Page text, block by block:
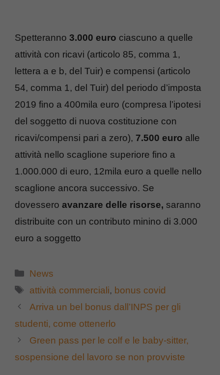
Spetteranno 3.000 euro ciascuno a quelle
attività con ricavi (articolo 85, comma 1,
lettera a e b, del Tuir) e compensi (articolo
54, comma 1, del Tuir) del periodo d’imposta
2019 fino a 400mila euro (compresa l’ipotesi
del soggetto di nuova costituzione con
ricavi/compensi pari a zero), 7.500 euro alle
attività nello scaglione superiore fino a
1.000.000 di euro, 12mila euro a quelle nello
scaglione ancora successivo. Se
dovessero avanzare delle risorse, saranno
distribuite con un contributo minino di 3.000
euro a soggetto
Categorie
News
Tag
attività commerciali, bonus covid
Arriva un bel bonus dall’INPS per gli
studenti, come ottenerlo
Green pass per le colf e le baby-sitter,
sospensione del lavoro se non provviste